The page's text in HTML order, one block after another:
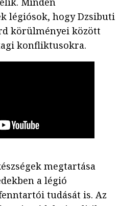
légiósok, hogy Dzsibuti
körülményei között
konfliktusokra.
megtartása
a légió
tudását is. Az